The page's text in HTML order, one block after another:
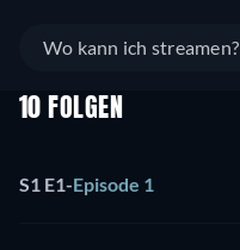
Wo kann ich streamen?
10 FOLGEN
S1 E1-Episode 1